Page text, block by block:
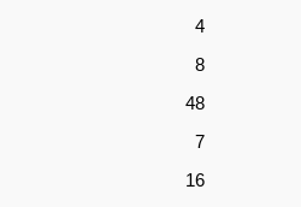
4
8
48
7
16